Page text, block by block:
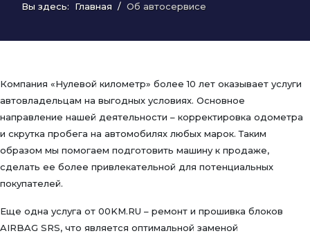
Вы здесь: Главная Об автосервисе
Компания «Нулевой километр» более 10 лет оказывает услуги
автовладельцам на выгодных условиях. Основное
направление нашей деятельности – корректировка одометра
и скрутка пробега на автомобилях любых марок. Таким
образом мы помогаем подготовить машину к продаже,
сделать ее более привлекательной для потенциальных
покупателей.
Еще одна услуга от 00KM.RU – ремонт и прошивка блоков
AIRBAG SRS, что является оптимальной заменой